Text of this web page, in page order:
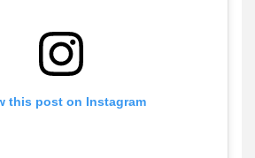
this post on Instagram